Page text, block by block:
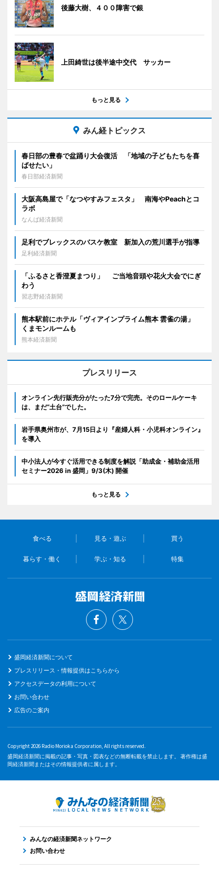
後藤大樹、４００障害で銀
上田綺世は後半途中交代 サッカー
もっと見る
みん経トピックス
春日部の豊春で盆踊り大会復活 「地域の子どもたちを喜
ばせたい」
春日部経済新聞
大阪高島屋で「なつやすみフェスタ」 南海やPeachとコ
ラボ
なんば経済新聞
足利でブレックスのバスケ教室 新加入の荒川選手が指導
足利経済新聞
「ふるさと香澄夏まつり」 ご当地音頭や花火大会でにぎ
わう
習志野経済新聞
熊本駅前にホテル「ヴィアインプライム熊本 雲雀の湯」
くまモンルームも
熊本経済新聞
プレスリリース
オンライン先行販売分がたった7分で完売。そのロールケーキ
は、まだ“土台”でした。
岩手県奥州市が、7月15日より『産婦人科・小児科オンライン』
を導入
中小法人が今すぐ活用できる制度を解説「助成金・補助金活用
セミナー2026 in 盛岡」9/3(木) 開催
もっと見る
食べる 見る・遊ぶ 買う
暮らす・働く 学ぶ・知る 特集
盛岡経済新聞について
プレスリリース・情報提供はこちらから
アクセスデータの利用について
お問い合わせ
広告のご案内
Copyright 2026 Radio Morioka Corporation, All rights reserved.
盛岡経済新聞に掲載の記事・写真・図表などの無断転載を禁止します。 著作権は盛
岡経済新聞またはその情報提供者に属します。
みんなの経済新聞ネットワーク
お問い合わせ